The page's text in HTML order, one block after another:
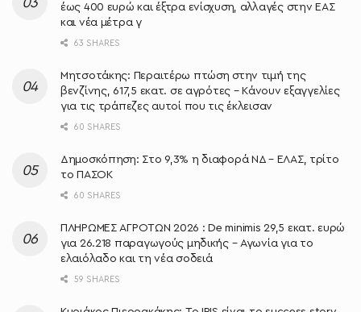
έως 400 ευρώ και έξτρα ενίσχυση, αλλαγές στην ΕΑΣ
και νέα μέτρα γ
63 SHARES
Μητσοτάκης: Περαιτέρω πτώση στην τιμή της
βενζίνης, 617,5 εκατ. σε αγρότες – Κάνουν εξαγγελίες
για τις τράπεζες αυτοί που τις έκλεισαν
60 SHARES
Δημοσκόπηση: Στο 9,3% η διαφορά ΝΔ – ΕΛΑΣ, τρίτο
το ΠΑΣΟΚ
60 SHARES
ΠΛΗΡΩΜΕΣ ΑΓΡΟΤΩΝ 2026 : De minimis 29,5 εκατ. ευρώ
για 26.218 παραγωγούς μηδικής – Αγωνία για το
ελαιόλαδο και τη νέα σοδειά
59 SHARES